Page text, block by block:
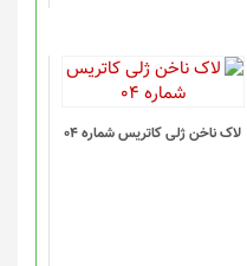
لاک ناخن ژلی کاتریس شماره 04